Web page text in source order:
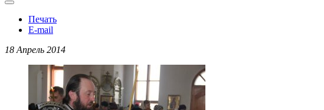
Печать
E-mail
18 Апрель 2014